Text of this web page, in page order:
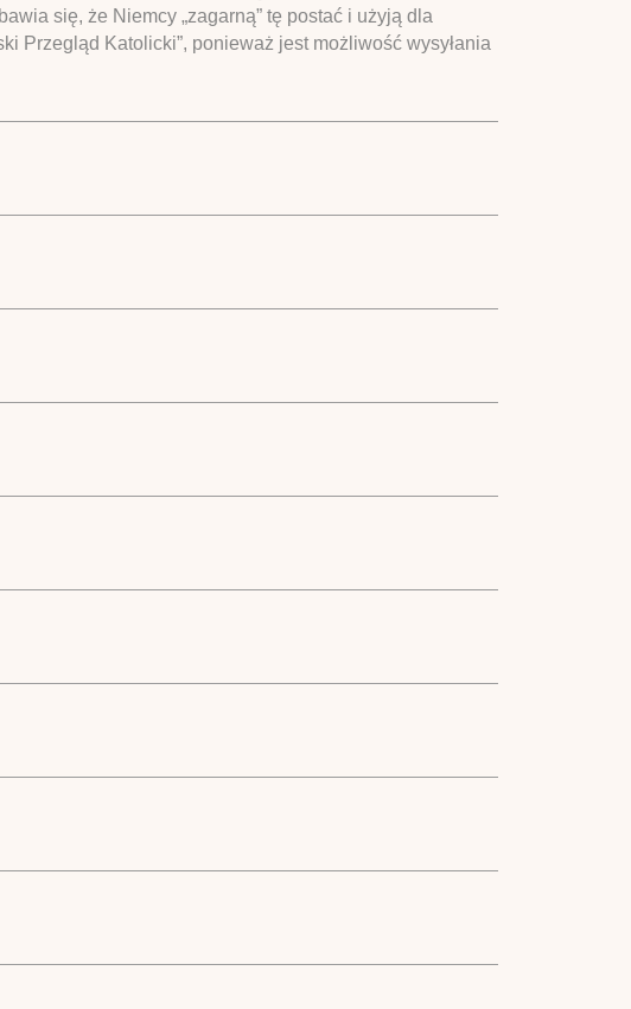
się, że Niemcy „zagarną” tę postać i użyją dla
Przegląd Katolicki”, ponieważ jest możliwość wysyłania